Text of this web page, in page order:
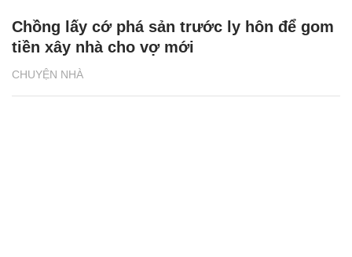
CHUYỆN NHÀ
Chồng lấy cớ phá sản trước ly hôn để gom
tiền xây nhà cho vợ mới